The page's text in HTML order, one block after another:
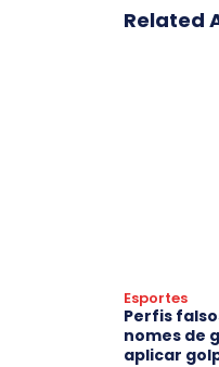
Related
Esportes
Perfis
nomes de
aplicar